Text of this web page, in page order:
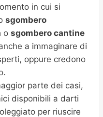
in cui si
sgombero
o sgombero cantine
a immaginare di
oppure credono
parte dei casi,
disponibili a darti
per riuscire